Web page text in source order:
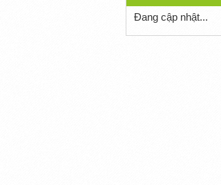
Đang cập nhật...